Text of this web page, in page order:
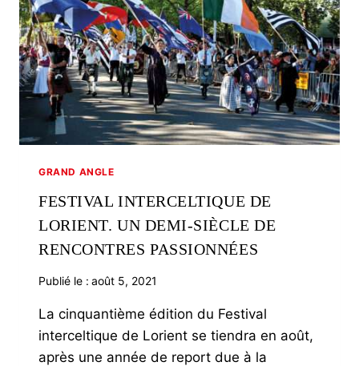
GRAND ANGLE
FESTIVAL INTERCELTIQUE DE
LORIENT. UN DEMI-SIÈCLE DE
RENCONTRES PASSIONNÉES
Publié le : août 5, 2021
La cinquantième édition du Festival
interceltique de Lorient se tiendra en août,
après une année de report due à la